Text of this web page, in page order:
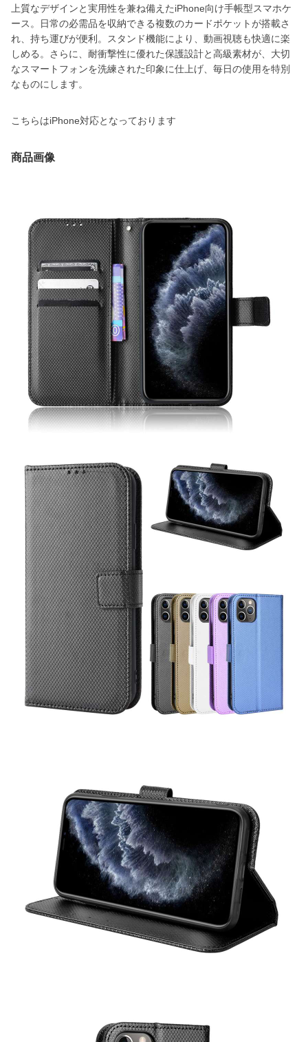
上質なデザインと実用性を兼ね備えたiPhone向け手帳型スマホケ
ース。日常の必需品を収納できる複数のカードポケットが搭載さ
れ、持ち運びが便利。スタンド機能により、動画視聴も快適に楽
しめる。さらに、耐衝撃性に優れた保護設計と高級素材が、大切
なスマートフォンを洗練された印象に仕上げ、毎日の使用を特別
なものにします。
こちらはiPhone対応となっております
商品画像